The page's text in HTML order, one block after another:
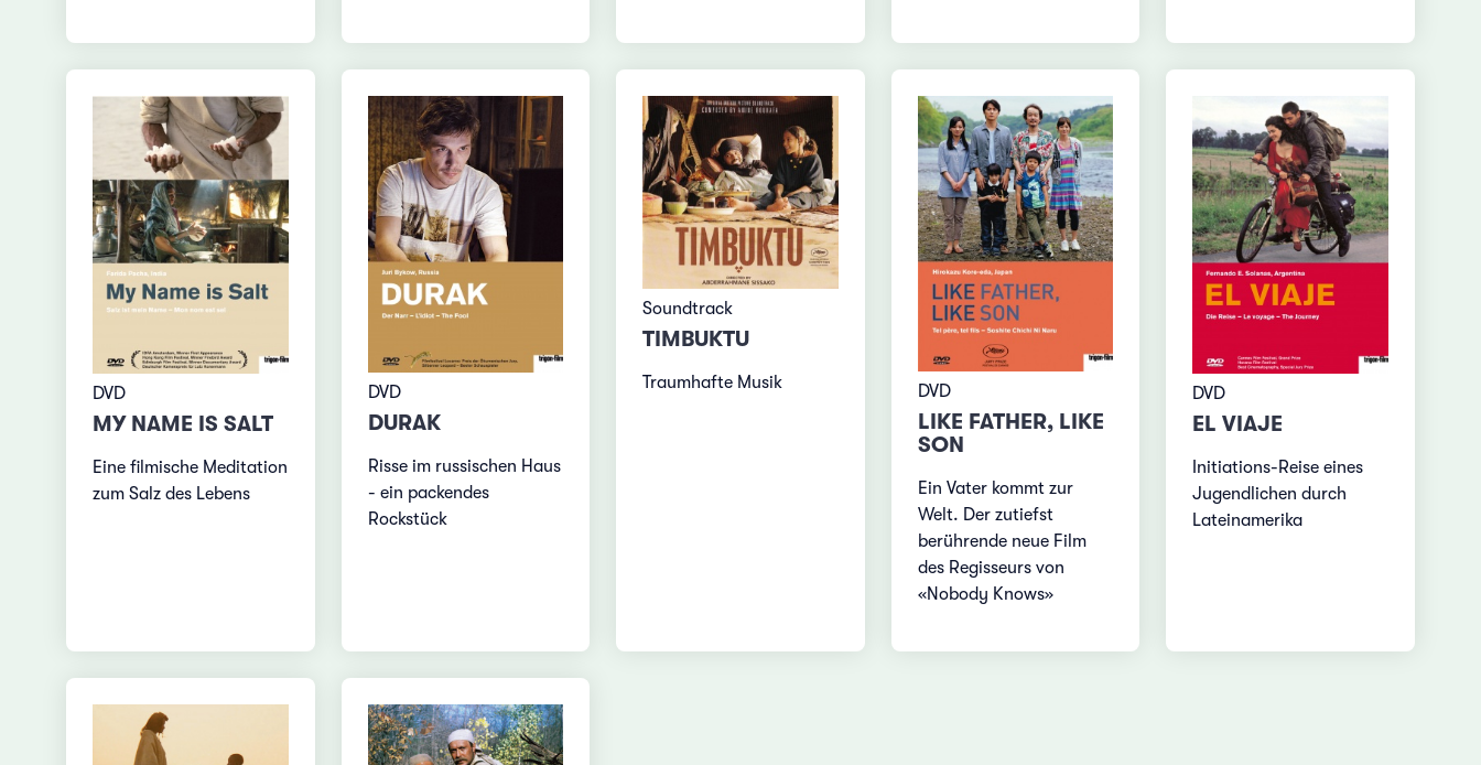
DVD
MY NAME IS SALT
Eine filmische Meditation
zum Salz des Lebens
DVD
DURAK
Risse im russischen Haus
- ein packendes
Rockstück
Soundtrack
TIMBUKTU
Traumhafte Musik DVD
LIKE FATHER, LIKE
SON
Ein Vater kommt zur
Welt. Der zutiefst
berührende neue Film
des Regisseurs von
«Nobody Knows»
DVD
EL VIAJE
Initiations-Reise eines
Jugendlichen durch
Lateinamerika